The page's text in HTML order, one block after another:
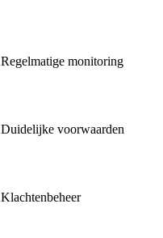
Regelmatige monitoring
Duidelijke voorwaarden
Klachtenbeheer